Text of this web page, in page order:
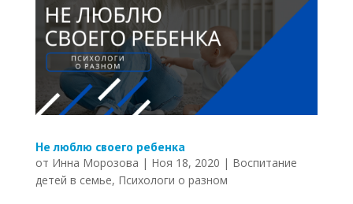
Не люблю своего ребенка
от Инна Морозова | Ноя 18, 2020 | Воспитание
детей в семье, Психологи о разном